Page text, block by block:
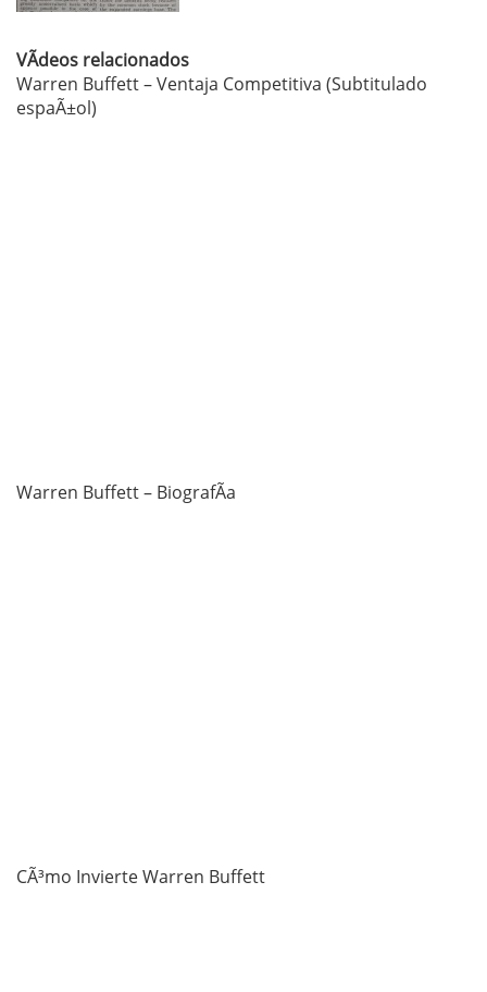
VÃ­deos relacionados
Warren Buffett – Ventaja Competitiva (Subtitulado
espaÃ±ol)
Warren Buffett – BiografÃ­a
CÃ³mo Invierte Warren Buffett